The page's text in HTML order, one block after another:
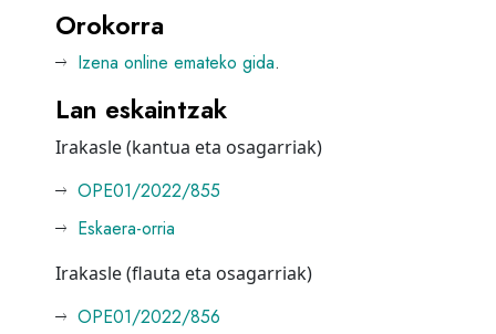
Orokorra
Izena online emateko gida.
Lan eskaintzak
Irakasle (kantua eta osagarriak)
OPE01/2022/855
Eskaera-orria
Irakasle (flauta eta osagarriak)
OPE01/2022/856